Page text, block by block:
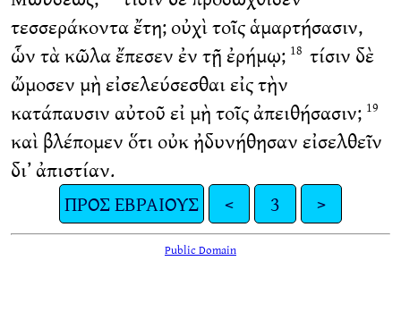
τεσσεράκοντα ἔτη; οὐχὶ τοῖς ἁμαρτήσασιν,
ὧν τὰ κῶλα ἔπεσεν ἐν τῇ ἐρήμῳ; 18 τίσιν δὲ
ὤμοσεν μὴ εἰσελεύσεσθαι εἰς τὴν
κατάπαυσιν αὐτοῦ εἰ μὴ τοῖς ἀπειθήσασιν; 19
καὶ βλέπομεν ὅτι οὐκ ἠδυνήθησαν εἰσελθεῖν
δι’ ἀπιστίαν.
ΠΡΟΣ ΕΒΡΑΙΟΥΣ
< 3 >
Public Domain